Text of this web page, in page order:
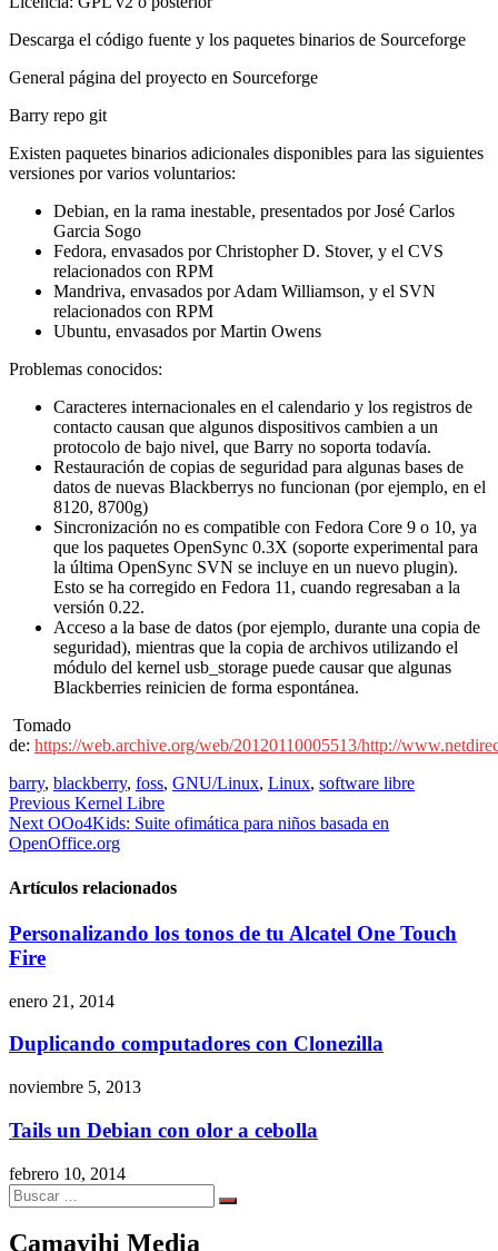
Descarga el código fuente y los paquetes binarios de Sourceforge
General página del proyecto en Sourceforge
Barry repo git
Existen paquetes binarios adicionales disponibles para las siguientes
versiones por varios voluntarios:
Debian, en la rama inestable, presentados por José Carlos
Garcia Sogo
Fedora, envasados por Christopher D. Stover, y el CVS
relacionados con RPM
Mandriva, envasados por Adam Williamson, y el SVN
relacionados con RPM
Ubuntu, envasados por Martin Owens
Problemas conocidos:
Caracteres internacionales en el calendario y los registros de
contacto causan que algunos dispositivos cambien a un
protocolo de bajo nivel, que Barry no soporta todavía.
Restauración de copias de seguridad para algunas bases de
datos de nuevas Blackberrys no funcionan (por ejemplo, en el
8120, 8700g)
Sincronización no es compatible con Fedora Core 9 o 10, ya
que los paquetes OpenSync 0.3X (soporte experimental para
la última OpenSync SVN se incluye en un nuevo plugin).
Esto se ha corregido en Fedora 11, cuando regresaban a la
versión 0.22.
Acceso a la base de datos (por ejemplo, durante una copia de
seguridad), mientras que la copia de archivos utilizando el
módulo del kernel usb_storage puede causar que algunas
Blackberries reinicien de forma espontánea.
Tomado
de: https://web.archive.org/web/20120110005513/http://
barry, blackberry, foss, GNU/Linux, Linux, software libre
Navegación
de
Previous Kernel Libre
Next OOo4Kids: Suite ofimática para niños basada en
OpenOffice.org
Artículos relacionados
Personalizando los tonos de tu Alcatel One Touch
Fire
enero 21, 2014
Duplicando computadores con Clonezilla
noviembre 5, 2013
Tails un Debian con olor a cebolla
febrero 10, 2014
Search
for:
Search
Camayihi Media